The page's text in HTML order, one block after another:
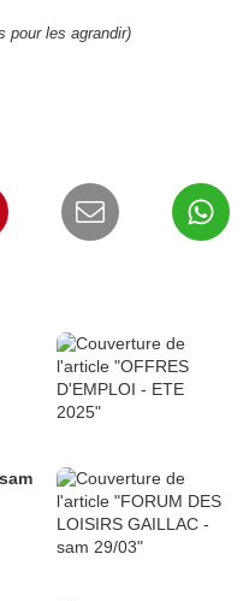
pour les agrandir)